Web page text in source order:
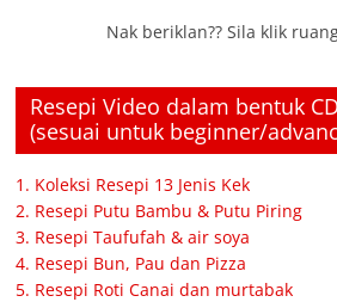
Nak beriklan?? Sila klik
Resepi Video dalam bentuk
(sesuai untuk beginner/
1. Koleksi Resepi 13 Jenis Kek
2. Resepi Putu Bambu & Putu Piring
3. Resepi Taufufah & air soya
4. Resepi Bun, Pau dan Pizza
5. Resepi Roti Canai dan murtabak